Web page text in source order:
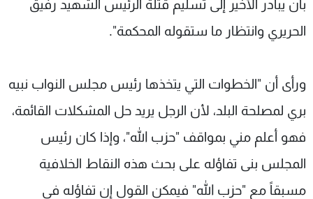
بأن يبادر الأخير إلى تسليم قتلة الرئيس الشهيد رفيق
الحريري وانتظار ما ستقوله المحكمة".
ورأى أن "الخطوات التي يتخذها رئيس مجلس النواب نبيه
بري لمصلحة البلد، لأن الرجل يريد حل المشكلات القائمة،
فهو أعلم مني بمواقف "حزب الله"، وإذا كان رئيس
المجلس بنى تفاؤله على بحث هذه النقاط الخلافية
مسبقاً مع "حزب الله" فيمكن القول إن تفاؤله في